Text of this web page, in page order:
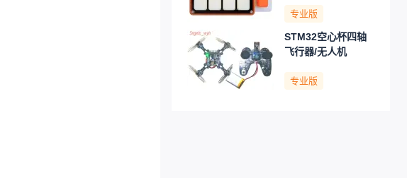
专业版
STM32空心杯四轴
飞行器/无人机
专业版